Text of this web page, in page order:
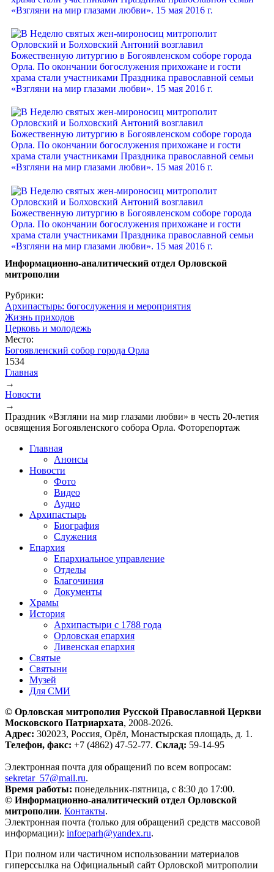
Информационно-аналитический отдел Орловской
митрополии
Рубрики:
Архипастырь: богослужения и мероприятия
Жизнь приходов
Церковь и молодежь
Место:
Богоявленский собор города Орла
1534
Вы здесь
Главная
→
Новости
→
Праздник «Взгляни на мир глазами любви» в честь 20-летия
освящения Богоявленского собора Орла. Фоторепортаж
Главная
Анонсы
Новости
Фото
Видео
Аудио
Архипастырь
Биография
Служения
Епархия
Епархиальное управление
Отделы
Благочиния
Документы
Храмы
История
Архипастыри с 1788 года
Орловская епархия
Ливенская епархия
Святые
Святыни
Музей
Для СМИ
© Орловская митрополия Русской Православной Церкви
Московского Патриархата, 2008-2026.
Адрес: 302023, Россия, Орёл, Монастырская площадь, д. 1.
Телефон, факс: +7 (4862) 47-52-77. Склад: 59-14-95
Электронная почта для обращений по всем вопросам:
sekretar_57@mail.ru.
Время работы: понедельник-пятница, с 8:30 до 17:00.
© Информационно-аналитический отдел Орловской
митрополии. Контакты.
Электронная почта (только для обращений средств массовой
информации): infoeparh@yandex.ru.
При полном или частичном использовании материалов
гиперссылка на Официальный сайт Орловской митрополии